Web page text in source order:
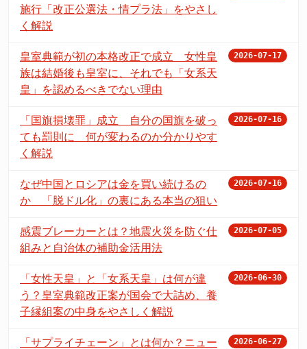
施行「改正公選法・情プラ法」をやさし
く解説
皇室典範が初の本格改正で成立 女性皇
族は結婚後も皇室に、それでも「女系天
皇」を認めるべきでない理由
2026-07-17
「国旗損壊罪」成立 自分の国旗を破っ
ても罰則に 何が変わるのか分かりやす
く解説
2026-07-16
なぜ中国とロシアは金を買い続けるの
か 「脱ドル化」の裏にある本当の狙い
2026-07-16
感震ブレーカーとは？地震火災を防ぐ仕
組みと自治体の補助金活用法
2026-07-05
「女性天皇」と「女系天皇」は何が違
う？皇室典範改正案が国会で大詰め、養
子縁組案の中身をやさしく解説
2026-06-30
「サプライチェーン」とは何か？ニュー 2026-06-27